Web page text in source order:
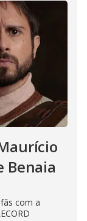
Benaia
com a